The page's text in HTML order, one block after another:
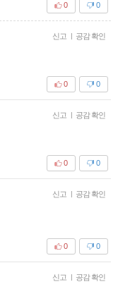
0
0
신고 | 공감 확인
0
0
신고 | 공감 확인
0
0
신고 | 공감 확인
0
0
신고 | 공감 확인